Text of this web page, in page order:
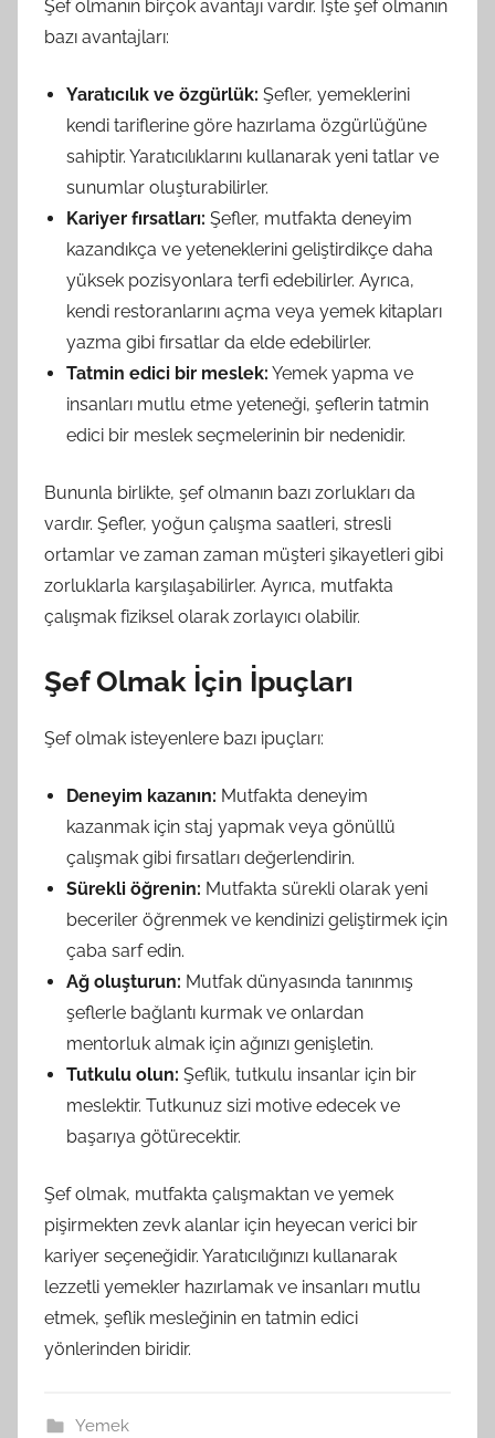
Şef olmanın birçok avantajı vardır. İşte şef olmanın
bazı avantajları:
Yaratıcılık ve özgürlük: Şefler, yemeklerini
kendi tariflerine göre hazırlama özgürlüğüne
sahiptir. Yaratıcılıklarını kullanarak yeni tatlar ve
sunumlar oluşturabilirler.
Kariyer fırsatları: Şefler, mutfakta deneyim
kazandıkça ve yeteneklerini geliştirdikçe daha
yüksek pozisyonlara terfi edebilirler. Ayrıca,
kendi restoranlarını açma veya yemek kitapları
yazma gibi fırsatlar da elde edebilirler.
Tatmin edici bir meslek: Yemek yapma ve
insanları mutlu etme yeteneği, şeflerin tatmin
edici bir meslek seçmelerinin bir nedenidir.
Bununla birlikte, şef olmanın bazı zorlukları da
vardır. Şefler, yoğun çalışma saatleri, stresli
ortamlar ve zaman zaman müşteri şikayetleri gibi
zorluklarla karşılaşabilirler. Ayrıca, mutfakta
çalışmak fiziksel olarak zorlayıcı olabilir.
Şef Olmak İçin İpuçları
Şef olmak isteyenlere bazı ipuçları:
Deneyim kazanın: Mutfakta deneyim
kazanmak için staj yapmak veya gönüllü
çalışmak gibi fırsatları değerlendirin.
Sürekli öğrenin: Mutfakta sürekli olarak yeni
beceriler öğrenmek ve kendinizi geliştirmek için
çaba sarf edin.
Ağ oluşturun: Mutfak dünyasında tanınmış
şeflerle bağlantı kurmak ve onlardan
mentorluk almak için ağınızı genişletin.
Tutkulu olun: Şeflik, tutkulu insanlar için bir
meslektir. Tutkunuz sizi motive edecek ve
başarıya götürecektir.
Şef olmak, mutfakta çalışmaktan ve yemek
pişirmekten zevk alanlar için heyecan verici bir
kariyer seçeneğidir. Yaratıcılığınızı kullanarak
lezzetli yemekler hazırlamak ve insanları mutlu
etmek, şeflik mesleğinin en tatmin edici
yönlerinden biridir.
Yemek